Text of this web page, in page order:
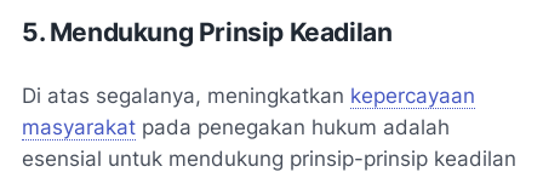
5. Mendukung Prinsip Keadilan
Di atas segalanya, meningkatkan kepercayaan
masyarakat pada penegakan hukum adalah
esensial untuk mendukung prinsip-prinsip keadilan